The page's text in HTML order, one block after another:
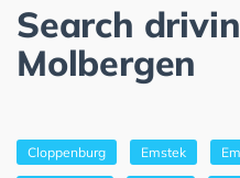
Search
Molbergen
Cloppenburg Emstek